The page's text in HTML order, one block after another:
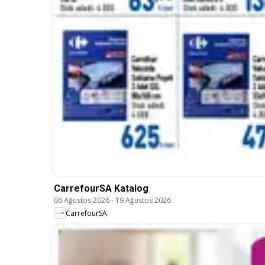
CarrefourSA Katalog
06 Ağustos 2026- 19 Ağustos 2026
CarrefourSA